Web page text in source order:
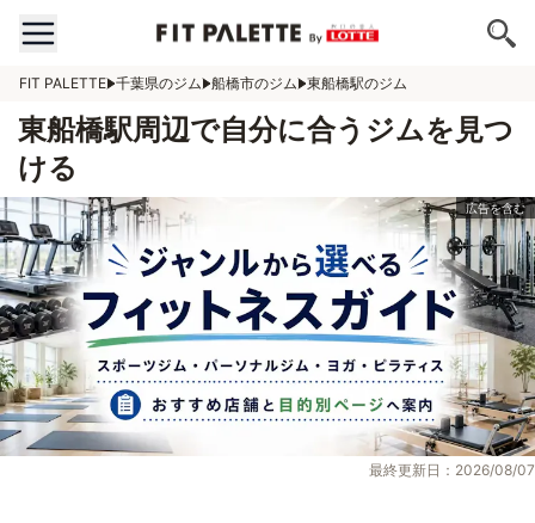
FIT PALETTE 千葉県のジム 船橋市のジム 東船橋駅のジム
東船橋駅周辺で自分に合うジムを見つ
ける
最終更新日：2026/08/07